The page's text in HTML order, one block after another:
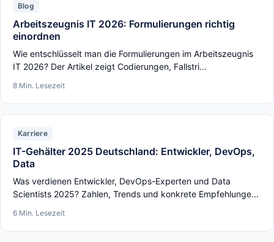
Blog
Arbeitszeugnis IT 2026: Formulierungen richtig
einordnen
Wie entschlüsselt man die Formulierungen im Arbeitszeugnis
IT 2026? Der Artikel zeigt Codierungen, Fallstri...
8 Min. Lesezeit
Karriere
IT-Gehälter 2025 Deutschland: Entwickler, DevOps,
Data
Was verdienen Entwickler, DevOps-Experten und Data
Scientists 2025? Zahlen, Trends und konkrete Empfehlunge...
6 Min. Lesezeit